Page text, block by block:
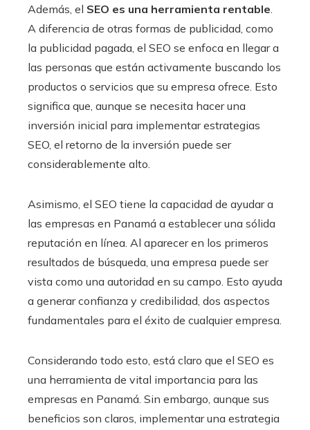
Además, el SEO es una herramienta rentable
A diferencia de otras formas de publicidad, como
la publicidad pagada, el SEO se enfoca en llegar a
las personas que están activamente buscando los
productos o servicios que su empresa ofrece. Esto
significa que, aunque se necesita hacer una
inversión inicial para implementar estrategias
SEO, el retorno de la inversión puede ser
considerablemente alto.
Asimismo, el SEO tiene la capacidad de ayudar a
las empresas en Panamá a establecer una sólida
reputación en línea. Al aparecer en los primeros
resultados de búsqueda, una empresa puede ser
vista como una autoridad en su campo. Esto ayuda
a generar confianza y credibilidad, dos aspectos
fundamentales para el éxito de cualquier empresa.
Considerando todo esto, está claro que el SEO es
una herramienta de vital importancia para las
empresas en Panamá. Sin embargo, aunque sus
beneficios son claros, implementar una estrategia